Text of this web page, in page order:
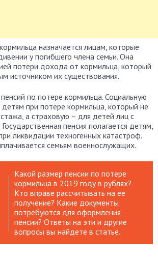
назначается лицам, которые
у погибшего члена семьи. Она
потери дохода от кормильца, который
источником их существования.
по потере кормильца. Социальную
при потере кормильца, который не
а страховую – для детей лиц с
пенсия полагается детям,
ликвидации техногенных катастроф.
семьям военнослужащих.
Какой размер пенсии по потере
кормильца в 2019 году в рублях?
Кто вправе рассчитывать на ее
получение? Какие документы
потребуются для оформления
пенсии? Ответы на эти и другие
вопросы вы найдете в статье.